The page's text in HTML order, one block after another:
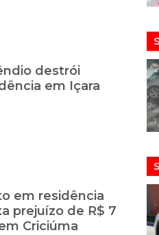
destrói
em Içara
em residência
prejuízo de R$ 7
Criciúma